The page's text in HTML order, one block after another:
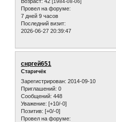
Провел на форуме:
7 дней 9 часов
Последний визит:
2026-06-27 20:39:47
снргей651
Старичёк
Зарегистрирован: 2014-09-10
Приглашений: 0
Сообщений: 448
Уважение: [+10/-0]
Позитив: [+0/-0]
Провел на форуме: